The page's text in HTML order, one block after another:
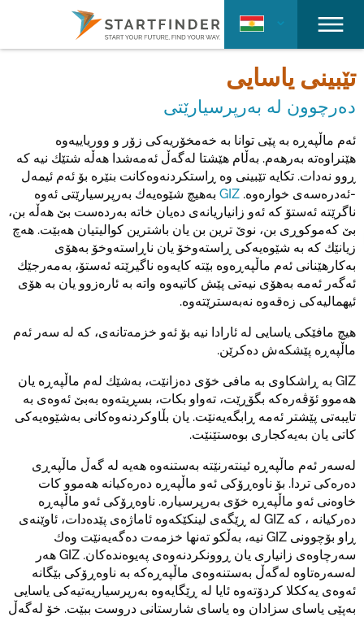
تێبینی یاسایی
دەرچوون لە بەرپرسیارێتی
ئەم ماڵپەڕە بە پێی توانا بە خەمخۆریەکی زۆر و ووریاییەوە
هێنراوەتە بەرهەم. بەڵام هێشتا لەگەڵ ئەمەشدا هەڵە شتێك نیە کە
ڕوو نەدات. تکایە تێبینی وە ڕاستکردنەوەکانت بنێرە بۆ ئەم ئیمەل
-ئەدرەسەی خوارەوە. GIZ بەهیچ شێوەیەك بەرپرسیارێتی ئەوە
ناگرێتە ئەستۆ کە ئەو زانیاریانەی دەیان خاتە بەردەست بێ هەڵە بن،
بێ کەموکوڕی بن، نوێ ترین بن یان باشترین کوالیتیان هەبێت. هەچ
زیانێك کە بە شێوەیەکی ڕاستەوخۆ یان ناڕاستەوخۆ بەهۆی
بەکارهێنانی ئەم ماڵپەڕەوە بێتە کایەوە ناگیرێتە ئەستۆ، بەمەرجێك
ئەگەر ئەمە بەهۆی نیەتی پێش کاتیەوە واتە بە ئارەزوو یان بە هۆی
ئیهمالیەکی زەقەوە نەبەسترێتەوە.
هیچ مافێكی یاسایی لە ئارادا نیە بۆ ئەو خزمەتانەی، کە لە سەر ئەم
ماڵپەڕە پێشکەش دەکرێن.
GIZ بە ڕاشکاوی بە مافی خۆی دەزانێت، بەشێك لەم ماڵپەڕە یان
هەموو ئۆڤەرەکە بگۆڕێت، تەواو بکات، بسڕیتەوە بەبێ ئەوەی بە
تایبەتی پێشتر ئەمە ڕابگەیەنێت. یان بڵاوکردنەوەکانی بەشێوەیەکی
کاتی یان بەیەکجاری بوەستێنێت.
لەسەر ئەم ماڵپەڕە ئینتەرنێتە بەستنەوە هەیە لە گەڵ ماڵپەڕی
دەرەکی تردا. بۆ ناوەڕۆکی ئەو ماڵپەڕە دەرەکیانە هەموو کات
خاوەنی ئەو ماڵپەڕە خۆی بەرپرسیارە. ناوەڕۆکی ئەو ماڵپەڕە
دەرکیانە ، کە GIZ لە ڕێگەی لینکێکەوە ئاماژەی پێدەدات، ئاوێنەی
ڕاو بۆچوونی GIZ نیە، بەڵکو تەنها خزمەت دەگەیەنێت وەك
سەرچاوەی زانیاری یان ڕوونکردنەوەی پەیوەندەکان. GIZ هەر
لەسەرەتاوە لەگەڵ بەستنەوەی ماڵپەڕەکە بە ناوەڕۆکی بێگانە
ئەوەی یەککلا کردۆتەوە ئایا لە ڕێگایەوە بەرپرسیاریەتیەکی یاسایی
بەپێی یاسای سزادان وە یاسای شارستانی دروست ببێت. خۆ لەگەڵ